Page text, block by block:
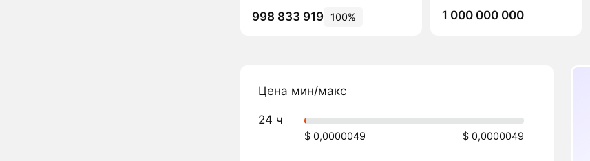
998 833 919
100%
1 000 000 000
Цена мин/макс
24 ч
$ 0,0000049 $ 0,0000049